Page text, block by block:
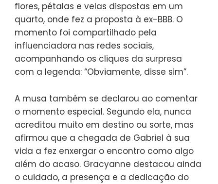
flores, pétalas e velas dispostas em um
quarto, onde fez a proposta à ex-BBB. O
momento foi compartilhado pela
influenciadora nas redes sociais,
acompanhando os cliques da surpresa
com a legenda: “Obviamente, disse sim”.
A musa também se declarou ao comentar
o momento especial. Segundo ela, nunca
acreditou muito em destino ou sorte, mas
afirmou que a chegada de Gabriel à sua
vida a fez enxergar o encontro como algo
além do acaso. Gracyanne destacou ainda
o cuidado, a presença e a dedicação do